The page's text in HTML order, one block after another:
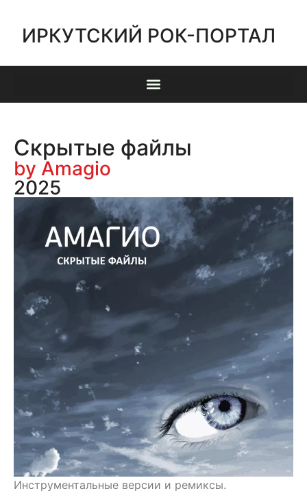
ИРКУТСКИЙ РОК-ПОРТАЛ
Скрытые файлы
by Amagio
2025
Инструментальные версии и ремиксы.